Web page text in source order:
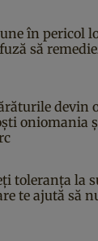
în pericol
să
devin
oniomania
toleranța la
te ajută să